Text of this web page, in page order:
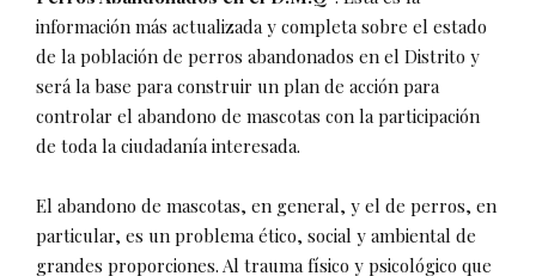
información más actualizada y completa sobre el estado
de la población de perros abandonados en el Distrito y
será la base para construir un plan de acción para
controlar el abandono de mascotas con la participación
de toda la ciudadanía interesada.
El abandono de mascotas, en general, y el de perros, en
particular, es un problema ético, social y ambiental de
grandes proporciones. Al trauma físico y psicológico que